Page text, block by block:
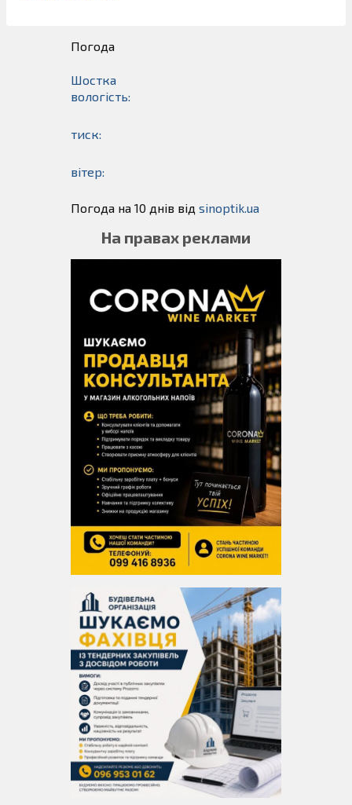
Погода
Шостка
вологість:
тиск:
вітер:
Погода на 10 днів від sinoptik.ua
На правах реклами